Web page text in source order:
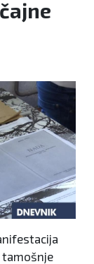
tamošnje